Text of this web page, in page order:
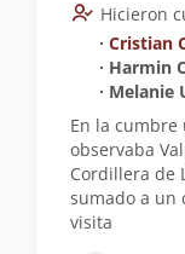
Hicieron
∙ Cristian
∙ Harmin
∙ Melanie
En la cumbre
observaba
Cordillera de
sumado a un
visita